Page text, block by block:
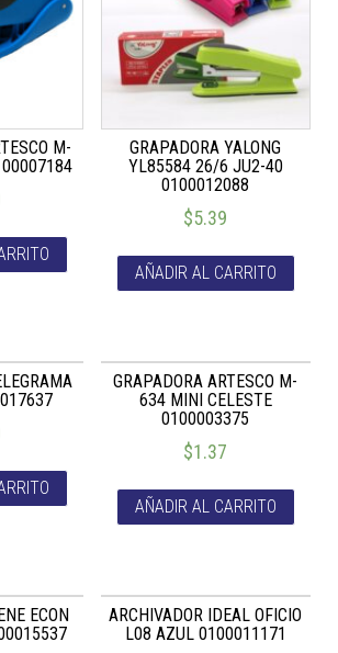
M-
GRAPADORA YALONG
YL85584 26/6 JU2-40
0100012088
$5.39
AÑADIR AL CARRITO
GRAPADORA ARTESCO M-
634 MINI CELESTE
0100003375
$1.37
AÑADIR AL CARRITO
ECON
ARCHIVADOR IDEAL OFICIO
L08 AZUL 0100011171